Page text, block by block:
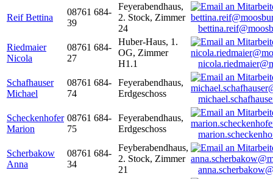
Reif Bettina
08761 684-
39
Feyerabendhaus,
2. Stock, Zimmer
24
Riedmaier
Nicola
08761 684-
27
Huber-Haus, 1.
OG, Zimmer
H1.1
Schafhauser
Michael
08761 684-
74
Feyerabendhaus,
Erdgeschoss
Scheckenhofer
Marion
08761 684-
75
Feyerabendhaus,
Erdgeschoss
Scherbakow
Anna
08761 684-
34
Feyberabendhaus,
2. Stock, Zimmer
21